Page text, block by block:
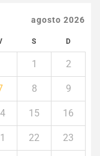
agosto 2026
S D
1 2
8 9
15 16
22 23